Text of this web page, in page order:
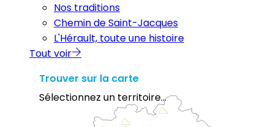
Nos traditions
Chemin de Saint-Jacques
L'Hérault, toute une histoire
Tout voir
Trouver sur la carte
Sélectionnez un territoire...